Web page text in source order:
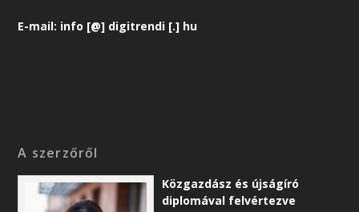
E-mail: info [@] digitrendi [.] hu
A szerzőről
Közgazdász és újságíró
diplomával felvértezve